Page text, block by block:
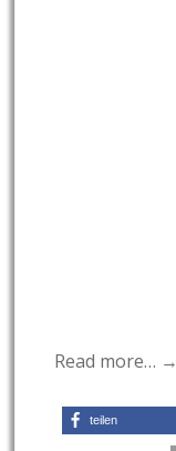
Read more… →
teilen